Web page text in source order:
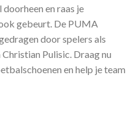
en raas je
gebeurt. De PUMA
door spelers als
Pulisic. Draag nu
en help je team